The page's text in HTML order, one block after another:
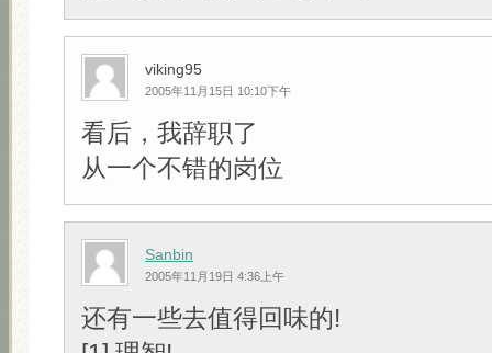
viking95
2005年11月15日 10:10下午
看后，我辞职了
从一个不错的岗位
Sanbin
2005年11月19日 4:36上午
还有一些去值得回味的!